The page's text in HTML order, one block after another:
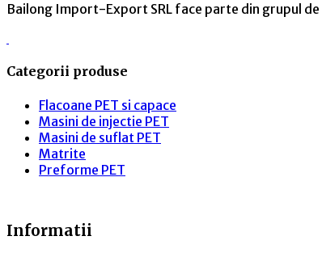
Bailong Import-Export SRL face parte din grupul
Categorii produse
Flacoane PET si capace
Masini de injectie PET
Masini de suflat PET
Matrite
Preforme PET
Informatii